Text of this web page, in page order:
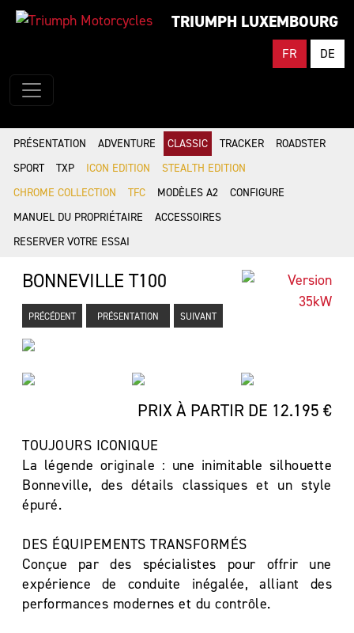
TRIUMPH LUXEMBOURG
FR DE
PRÉSENTATION ADVENTURE CLASSIC TRACKER
ROADSTER
SPORT
TXP ICON EDITION
STEALTH EDITION
CHROME COLLECTION
TFC MODÈLES A2
CONFIGURE
MANUEL DU PROPRIÉTAIRE
ACCESSOIRES
RESERVER VOTRE ESSAI
BONNEVILLE T100
PRÉCÉDENT PRÉSENTATION SUIVANT
PRIX À PARTIR DE 12.195 €
TOUJOURS ICONIQUE
La légende originale : une inimitable silhouette
Bonneville, des détails classiques et un style
épuré.
DES ÉQUIPEMENTS TRANSFORMÉS
Conçue par des spécialistes pour offrir une
expérience de conduite inégalée, alliant des
performances modernes et du contrôle.